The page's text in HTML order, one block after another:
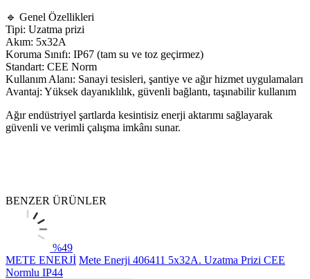
🔹 Genel Özellikleri
Tipi: Uzatma prizi
Akım: 5x32A
Koruma Sınıfı: IP67 (tam su ve toz geçirmez)
Standart: CEE Norm
Kullanım Alanı: Sanayi tesisleri, şantiye ve ağır hizmet uygulamaları
Avantaj: Yüksek dayanıklılık, güvenli bağlantı, taşınabilir kullanım
Ağır endüstriyel şartlarda kesintisiz enerji aktarımı sağlayarak
güvenli ve verimli çalışma imkânı sunar.
BENZER ÜRÜNLER
%49
METE ENERJİ Mete Enerji 406411 5x32A. Uzatma Prizi CEE
Normlu IP44